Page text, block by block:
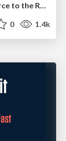
AI in Enterprises - Java and Open Source to the Rescue
0 1.4k